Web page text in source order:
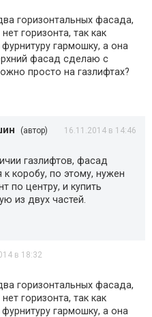
горизонтальных фасада,
горизонта, так как
гармошку, а она
фасад сделаю с
просто на газлифтах?
(автор) 16.11.2014 в 14:46
газлифтов, фасад
коробу, по этому, нужен
по центру, и купить
из двух частей.
в 18:32
горизонтальных фасада,
горизонта, так как
гармошку, а она